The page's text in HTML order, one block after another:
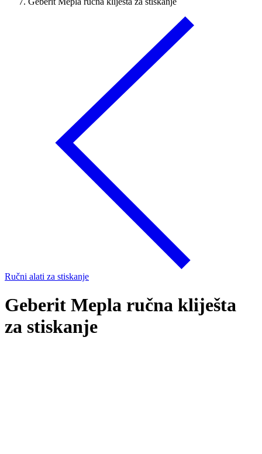
Ručni alati za stiskanje
Geberit Mepla ručna kliješta
za stiskanje